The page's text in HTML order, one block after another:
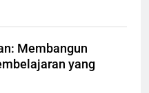
Membangun
yang